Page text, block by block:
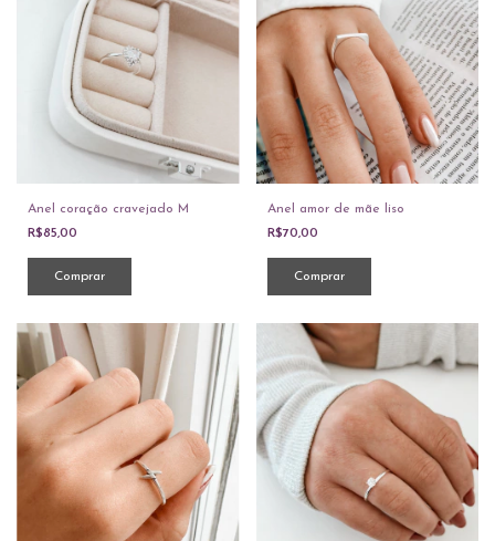
Anel coração cravejado M
R$85,00
Comprar
Anel amor de mãe liso
R$70,00
Comprar